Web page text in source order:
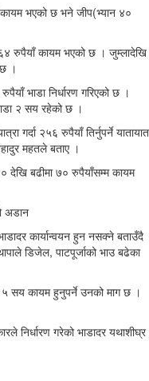
कायम भएको छ भने जीप(भ्यान ४०
रुपैयाँ कायम भएको छ । जुम्लादेखि
।
भाडा निर्धारण गरिएको छ ।
२ सय रहेको छ ।
गर्दा २५६ रुपैयाँ तिर्नुपर्ने यातायात
महतले बताए ।
देखि बढीमा ७० रुपैयाँसम्म कायम
अडान
कार्यान्वयन हुन नसक्ने बताउँदै
डिजेल, पाटपूर्जाको भाउ बढेका
५ सय कायम हुनुपर्ने उनको माग छ ।
निर्धारण गरेको भाडादर यथाशीघ्र